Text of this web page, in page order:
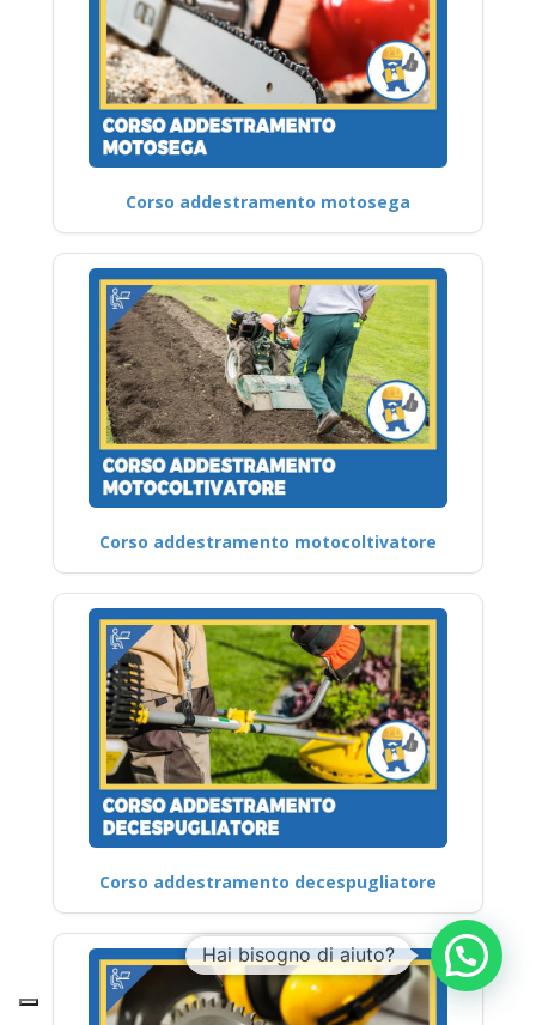
Corso addestramento motosega
Corso addestramento motocoltivatore
Corso addestramento decespugliatore